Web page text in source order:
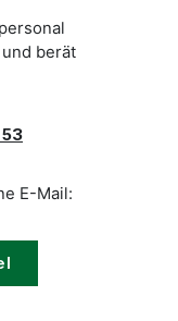
berät
E-Mail: